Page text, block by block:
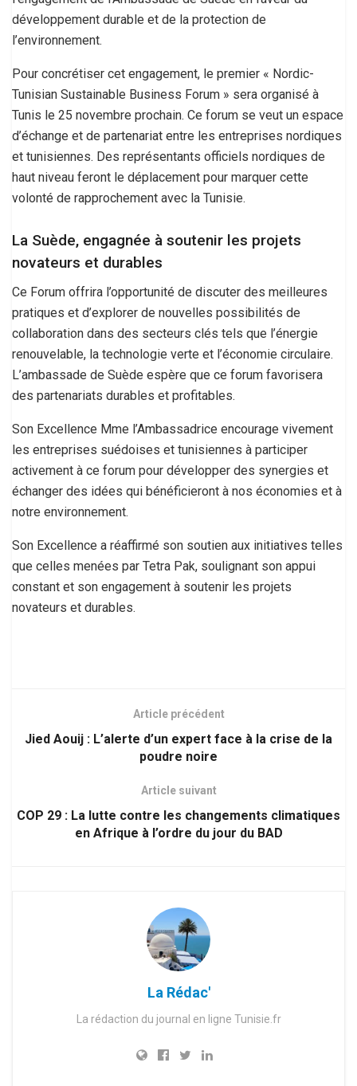
développement durable et de la protection de
l’environnement.
Pour concrétiser cet engagement, le premier « Nordic-
Tunisian Sustainable Business Forum » sera organisé à
Tunis le 25 novembre prochain. Ce forum se veut un espace
d’échange et de partenariat entre les entreprises nordiques
et tunisiennes. Des représentants officiels nordiques de
haut niveau feront le déplacement pour marquer cette
volonté de rapprochement avec la Tunisie.
La Suède, engagnée à soutenir les projets
novateurs et durables
Ce Forum offrira l’opportunité de discuter des meilleures
pratiques et d’explorer de nouvelles possibilités de
collaboration dans des secteurs clés tels que l’énergie
renouvelable, la technologie verte et l’économie circulaire.
L’ambassade de Suède espère que ce forum favorisera
des partenariats durables et profitables.
Son Excellence Mme l’Ambassadrice encourage vivement
les entreprises suédoises et tunisiennes à participer
activement à ce forum pour développer des synergies et
échanger des idées qui bénéficieront à nos économies et à
notre environnement.
Son Excellence a réaffirmé son soutien aux initiatives telles
que celles menées par Tetra Pak, soulignant son appui
constant et son engagement à soutenir les projets
novateurs et durables.
Article précédent
Jied Aouij : L’alerte d’un expert face à la crise de la
poudre noire
Article suivant
COP 29 : La lutte contre les changements climatiques
en Afrique à l’ordre du jour du BAD
La Rédac'
La rédaction du journal en ligne Tunisie.fr